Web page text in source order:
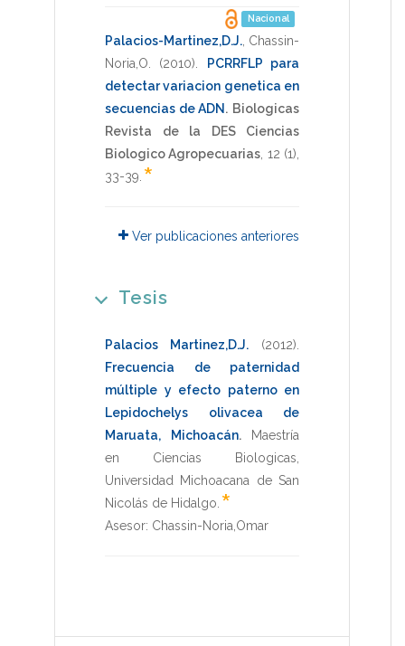
Nacional
Palacios-Martinez,D.J. Chassin-
Noria,O.
(2010)
PCRRFLP para
detectar variacion genetica en
secuencias de ADN. Biologicas
Revista de la DES Ciencias
Biologico Agropecuarias 12 (1),
33-39 *
Ver publicaciones anteriores
Tesis
Palacios Martinez,D.J. (2012)
Frecuencia de paternidad
múltiple y efecto paterno en
Lepidochelys olivacea de
Maruata, Michoacán.
Maestría
en Ciencias Biologicas
Universidad Michoacana de San
Nicolás de Hidalgo *
Asesor: Chassin-Noria,Omar